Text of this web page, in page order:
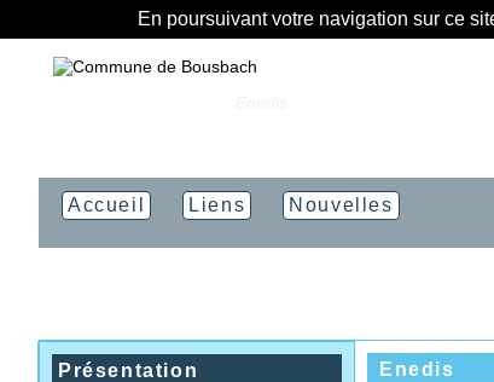
En poursuivant votre navigation sur ce
Accueil Liens Nouvelles
Présentation Enedis